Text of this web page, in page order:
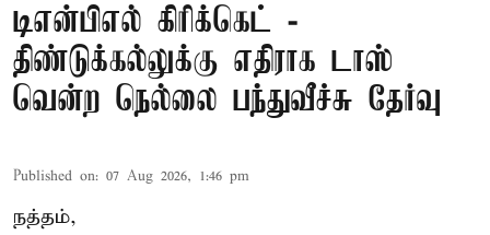
டிஎன்பிஎல் கிரிக்கெட் -
திண்டுக்கல்லுக்கு எதிராக டாஸ்
வென்ற நெல்லை பந்துவீச்சு தேர்வு
Published on: 07 Aug 2026, 1:46 pm
நத்தம்,